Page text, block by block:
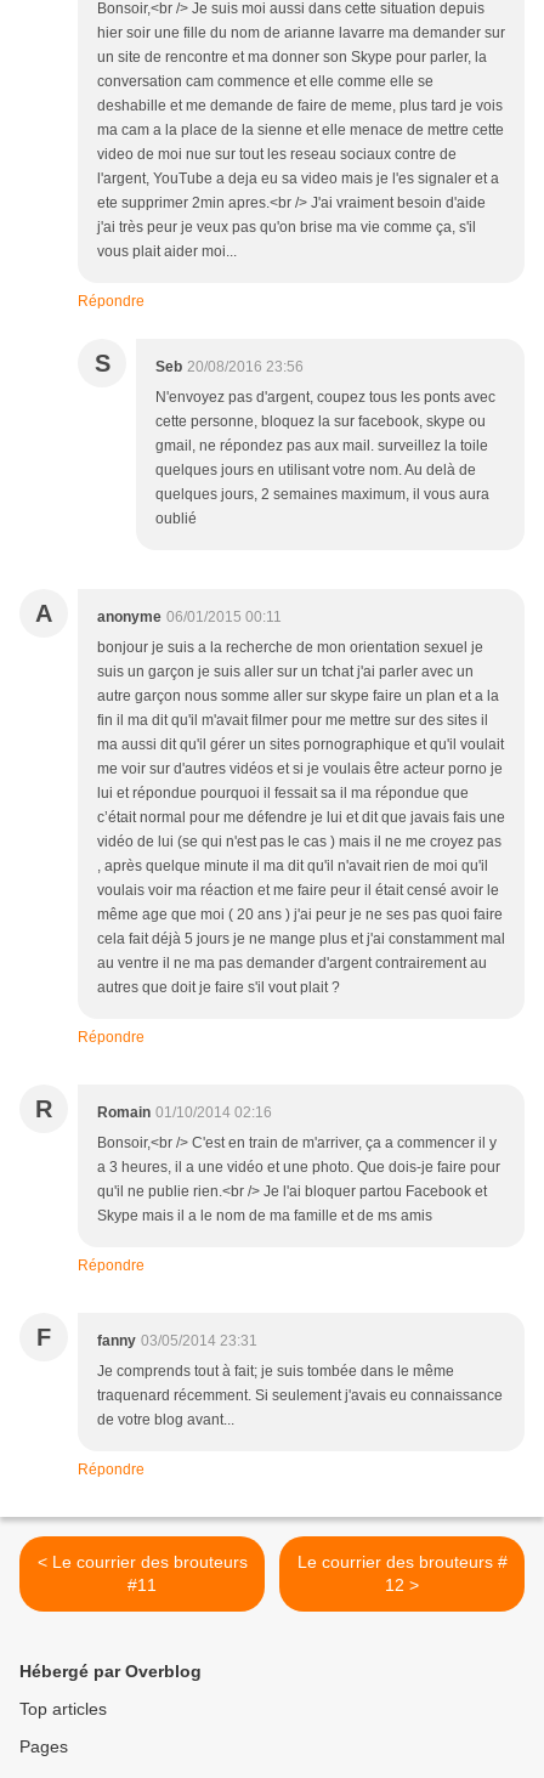
Bonsoir,<br /> Je suis moi aussi dans cette situation depuis
hier soir une fille du nom de arianne lavarre ma demander sur
un site de rencontre et ma donner son Skype pour parler, la
conversation cam commence et elle comme elle se
deshabille et me demande de faire de meme, plus tard je vois
ma cam a la place de la sienne et elle menace de mettre cette
video de moi nue sur tout les reseau sociaux contre de
l'argent, YouTube a deja eu sa video mais je l'es signaler et a
ete supprimer 2min apres.<br /> J'ai vraiment besoin d'aide
j'ai très peur je veux pas qu'on brise ma vie comme ça, s'il
vous plait aider moi...
Répondre
S Seb 20/08/2016 23:56
N'envoyez pas d'argent, coupez tous les ponts avec
cette personne, bloquez la sur facebook, skype ou
gmail, ne répondez pas aux mail. surveillez la toile
quelques jours en utilisant votre nom. Au delà de
quelques jours, 2 semaines maximum, il vous aura
oublié
A anonyme 06/01/2015 00:11
bonjour je suis a la recherche de mon orientation sexuel je
suis un garçon je suis aller sur un tchat j'ai parler avec un
autre garçon nous somme aller sur skype faire un plan et a la
fin il ma dit qu'il m'avait filmer pour me mettre sur des sites il
ma aussi dit qu'il gérer un sites pornographique et qu'il voulait
me voir sur d'autres vidéos et si je voulais être acteur porno je
lui et répondue pourquoi il fessait sa il ma répondue que
c’était normal pour me défendre je lui et dit que javais fais une
vidéo de lui (se qui n'est pas le cas ) mais il ne me croyez pas
, après quelque minute il ma dit qu'il n'avait rien de moi qu'il
voulais voir ma réaction et me faire peur il était censé avoir le
même age que moi ( 20 ans ) j'ai peur je ne ses pas quoi faire
cela fait déjà 5 jours je ne mange plus et j'ai constamment mal
au ventre il ne ma pas demander d'argent contrairement au
autres que doit je faire s'il vout plait ?
Répondre
R Romain 01/10/2014 02:16
Bonsoir,<br /> C'est en train de m'arriver, ça a commencer il y
a 3 heures, il a une vidéo et une photo. Que dois-je faire pour
qu'il ne publie rien.<br /> Je l'ai bloquer partou Facebook et
Skype mais il a le nom de ma famille et de ms amis
Répondre
F fanny 03/05/2014 23:31
Je comprends tout à fait; je suis tombée dans le même
traquenard récemment. Si seulement j'avais eu connaissance
de votre blog avant...
Répondre
< Le courrier des brouteurs
#11
Le courrier des brouteurs #
12 >
Hébergé par Overblog
Top articles
Pages